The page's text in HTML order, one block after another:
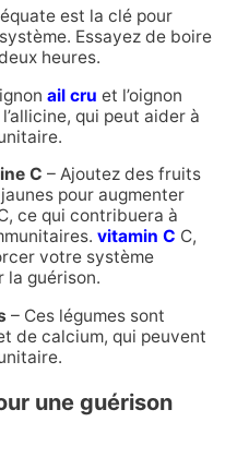
est la clé pour
Essayez de boire
heures.
ail cru et l’oignon
qui peut aider à
C – Ajoutez des fruits
pour augmenter
ce qui contribuera à
vitamin C C,
votre système
la guérison.
– Ces légumes sont
de calcium, qui peuvent
une guérison